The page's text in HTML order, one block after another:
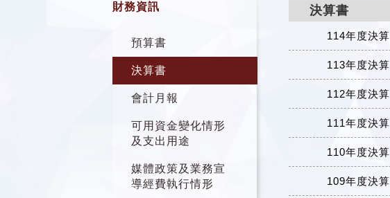
財務資訊
預算書
決算書
會計月報
可用資金變化情形
及支出用途
媒體政策及業務宣
導經費執行情形
決算書
114年度決算
113年度決算
112年度決算
111年度決算
110年度決算
109年度決算